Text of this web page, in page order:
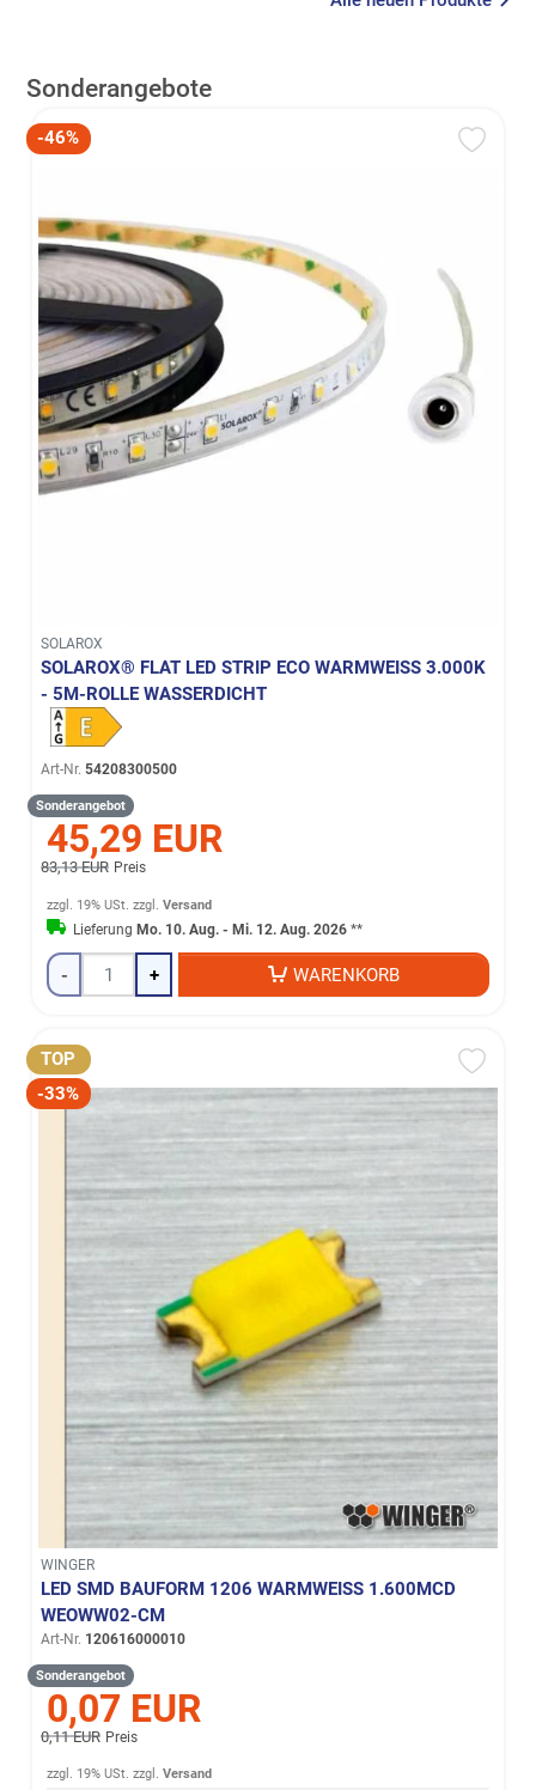
Sonderangebote
-46%
SOLAROX
SOLAROX® FLAT LED STRIP ECO WARMWEISS 3.000K -
5M-ROLLE WASSERDICHT
Art-Nr. 54208300500
Sonderangebot
45,29 EUR
83,13 EUR Preis
zzgl. 19% USt. zzgl.Versand
Lieferung Mo. 10. Aug. - Mi. 12. Aug. 2026 **
- + WARENKORB
TOP
-33%
WINGER
LED SMD BAUFORM 1206 WARMWEISS 1.600MCD W
EOWW02-CM
Art-Nr. 120616000010
Sonderangebot
0,07 EUR
0,11 EUR Preis
zzgl. 19% USt. zzgl.Versand